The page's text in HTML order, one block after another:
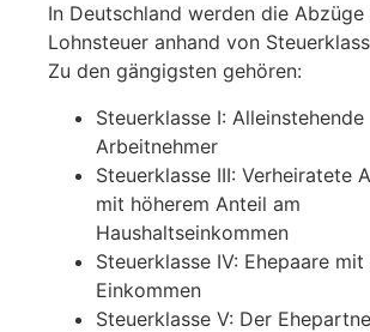
In Deutschland werden die
Lohnsteuer anhand von
Zu den gängigsten gehören:
Steuerklasse I: Alleinstehende
Arbeitnehmer
Steuerklasse III: Verheiratete
mit höherem Anteil am
Haushaltseinkommen
Steuerklasse IV: Ehepaare
Einkommen
Steuerklasse V: Der